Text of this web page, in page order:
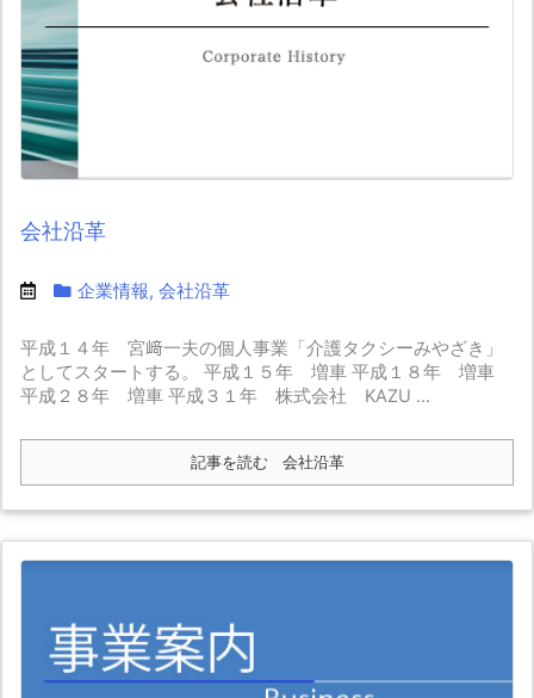
会社沿革
企業情報, 会社沿革
平成１４年 宮﨑一夫の個人事業「介護タクシーみやざき」
としてスタートする。 平成１５年 増車 平成１８年 増車
平成２８年 増車 平成３１年 株式会社 KAZU ...
記事を読む 会社沿革